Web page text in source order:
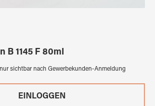
B 1145 F 80ml
sichtbar nach Gewerbekunden-Anmeldung
EINLOGGEN